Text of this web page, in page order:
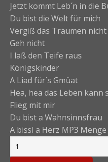
Jetzt kommt Leb´n in die
Du bist die Welt für mich
Vergiß das Träumen nicht
Geh nicht
I laß den Teife raus
Königskinder
A Liad für´s Gmüat
Hea, hea das Leben kann
Flieg mit mir
Du bist a Wahnsinnsfrau
A bissl a Herz MP3 Menge